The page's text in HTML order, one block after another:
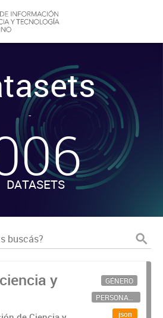
-
DATASETS
y
GÉNERO
PERSONAL CIENTÍFICO-TECNOLÓGICO
json